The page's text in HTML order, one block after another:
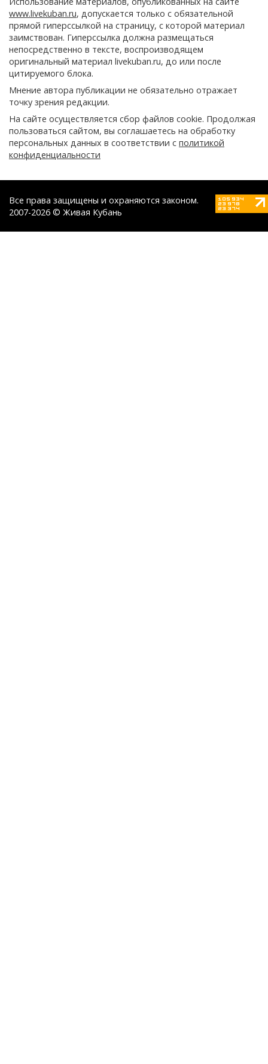
www.livekuban.ru, допускается только с обязательной
прямой гиперссылкой на страницу, с которой материал
заимствован. Гиперссылка должна размещаться
непосредственно в тексте, воспроизводящем
оригинальный материал livekuban.ru, до или после
цитируемого блока.
Мнение автора публикации не обязательно отражает
точку зрения редакции.
На сайте осуществляется сбор файлов cookie. Продолжая
пользоваться сайтом, вы соглашаетесь на обработку
персональных данных в соответствии с политикой
конфиденциальности
Все права защищены и охраняются законом.
2007-2026 © Живая Кубань